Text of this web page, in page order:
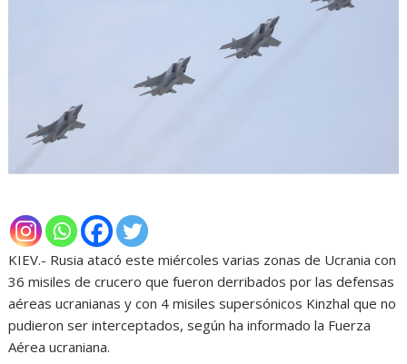
KIEV.- Rusia atacó este miércoles varias zonas de Ucrania con
36 misiles de crucero que fueron derribados por las defensas
aéreas ucranianas y con 4 misiles supersónicos Kinzhal que no
pudieron ser interceptados, según ha informado la Fuerza
Aérea ucraniana.